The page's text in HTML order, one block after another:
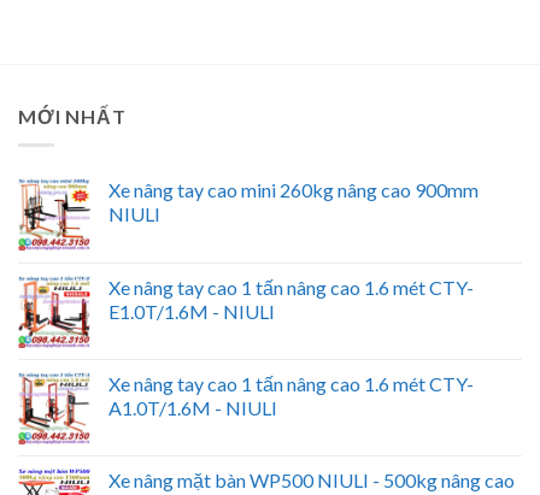
MỚI NHẤT
Xe nâng tay cao mini 260kg nâng cao 900mm
NIULI
Xe nâng tay cao 1 tấn nâng cao 1.6 mét CTY-
E1.0T/1.6M - NIULI
Xe nâng tay cao 1 tấn nâng cao 1.6 mét CTY-
A1.0T/1.6M - NIULI
Xe nâng mặt bàn WP500 NIULI - 500kg nâng cao